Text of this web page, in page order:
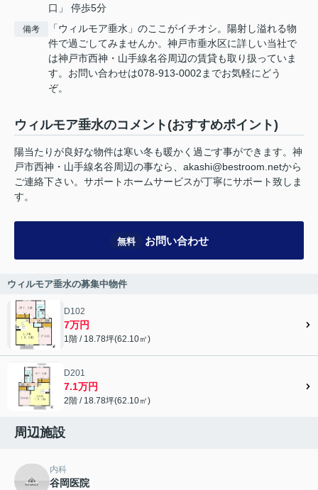
口」 停歩5分
備考
「ウィルモア垂水」のここがイチオシ。陽射し溢れる物
件で過ごしてみませんか。神戸市垂水区に詳しい当社で
は神戸市西神・山手線名谷周辺の賃貸も取り扱っていま
す。お問い合わせは078-913-0002までお気軽にどう
ぞ。
ウィルモア垂水のコメント(おすすめポイント)
陽当たりが良好な物件は寒い冬も暖かく過ごす事ができます。神
戸市西神・山手線名谷周辺の事なら、akashi@bestroom.netから
ご連絡下さい。サポートホームサービスが丁寧にサポート致しま
す。
無料 お問い合わせ
ウィルモア垂水の募集中物件
D102
7万円
1階 / 18.78坪(62.10㎡)
D201
7.1万円
2階 / 18.78坪(62.10㎡)
周辺施設
内科
谷岡医院